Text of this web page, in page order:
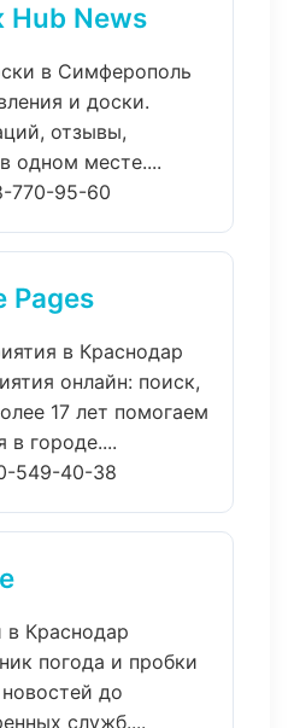
Hub News
в Симферополь
и доски.
отзывы,
одном месте....
770-95-60
Pages
в Краснодар
онлайн: поиск,
17 лет помогаем
в городе....
549-40-38
в Краснодар
погода и пробки
до
служб....